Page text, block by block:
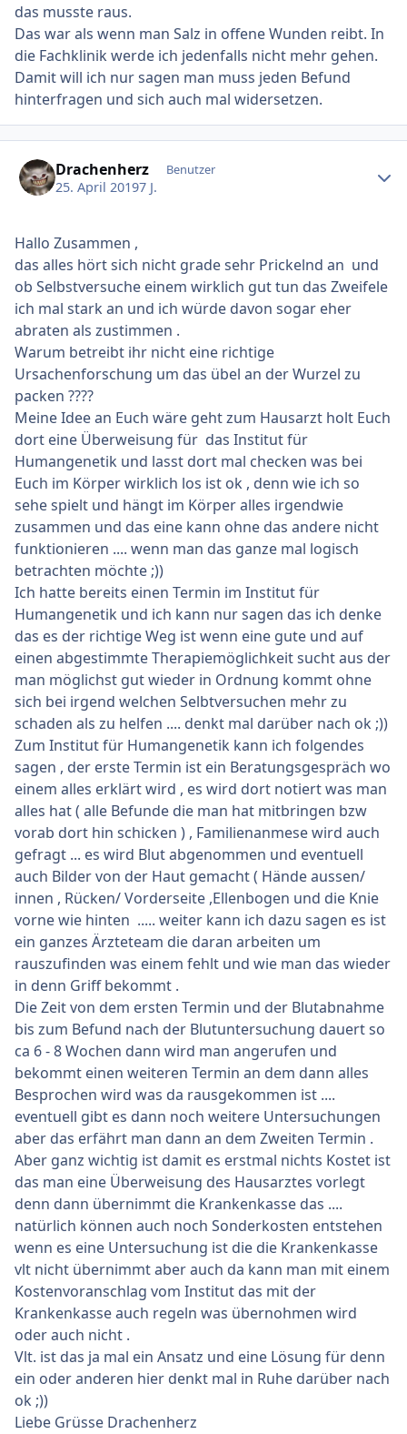
das musste raus.
Das war als wenn man Salz in offene Wunden reibt. In
die Fachklinik werde ich jedenfalls nicht mehr gehen.
Damit will ich nur sagen man muss jeden Befund
hinterfragen und sich auch mal widersetzen.
Drachenherz Benutzer
25. April 20197 J.
Hallo Zusammen ,
das alles hört sich nicht grade sehr Prickelnd an und
ob Selbstversuche einem wirklich gut tun das Zweifele
ich mal stark an und ich würde davon sogar eher
abraten als zustimmen .
Warum betreibt ihr nicht eine richtige
Ursachenforschung um das übel an der Wurzel zu
packen ????
Meine Idee an Euch wäre geht zum Hausarzt holt Euch
dort eine Überweisung für das Institut für
Humangenetik und lasst dort mal checken was bei
Euch im Körper wirklich los ist ok , denn wie ich so
sehe spielt und hängt im Körper alles irgendwie
zusammen und das eine kann ohne das andere nicht
funktionieren .... wenn man das ganze mal logisch
betrachten möchte ;))
Ich hatte bereits einen Termin im Institut für
Humangenetik und ich kann nur sagen das ich denke
das es der richtige Weg ist wenn eine gute und auf
einen abgestimmte Therapiemöglichkeit sucht aus der
man möglichst gut wieder in Ordnung kommt ohne
sich bei irgend welchen Selbtversuchen mehr zu
schaden als zu helfen .... denkt mal darüber nach ok ;))
Zum Institut für Humangenetik kann ich folgendes
sagen , der erste Termin ist ein Beratungsgespräch wo
einem alles erklärt wird , es wird dort notiert was man
alles hat ( alle Befunde die man hat mitbringen bzw
vorab dort hin schicken ) , Familienanmese wird auch
gefragt ... es wird Blut abgenommen und eventuell
auch Bilder von der Haut gemacht ( Hände aussen/
innen , Rücken/ Vorderseite ,Ellenbogen und die Knie
vorne wie hinten ..... weiter kann ich dazu sagen es ist
ein ganzes Ärzteteam die daran arbeiten um
rauszufinden was einem fehlt und wie man das wieder
in denn Griff bekommt .
Die Zeit von dem ersten Termin und der Blutabnahme
bis zum Befund nach der Blutuntersuchung dauert so
ca 6 - 8 Wochen dann wird man angerufen und
bekommt einen weiteren Termin an dem dann alles
Besprochen wird was da rausgekommen ist ....
eventuell gibt es dann noch weitere Untersuchungen
aber das erfährt man dann an dem Zweiten Termin .
Aber ganz wichtig ist damit es erstmal nichts Kostet ist
das man eine Überweisung des Hausarztes vorlegt
denn dann übernimmt die Krankenkasse das ....
natürlich können auch noch Sonderkosten entstehen
wenn es eine Untersuchung ist die die Krankenkasse
vlt nicht übernimmt aber auch da kann man mit einem
Kostenvoranschlag vom Institut das mit der
Krankenkasse auch regeln was übernohmen wird
oder auch nicht .
Vlt. ist das ja mal ein Ansatz und eine Lösung für denn
ein oder anderen hier denkt mal in Ruhe darüber nach
ok ;))
Liebe Grüsse Drachenherz